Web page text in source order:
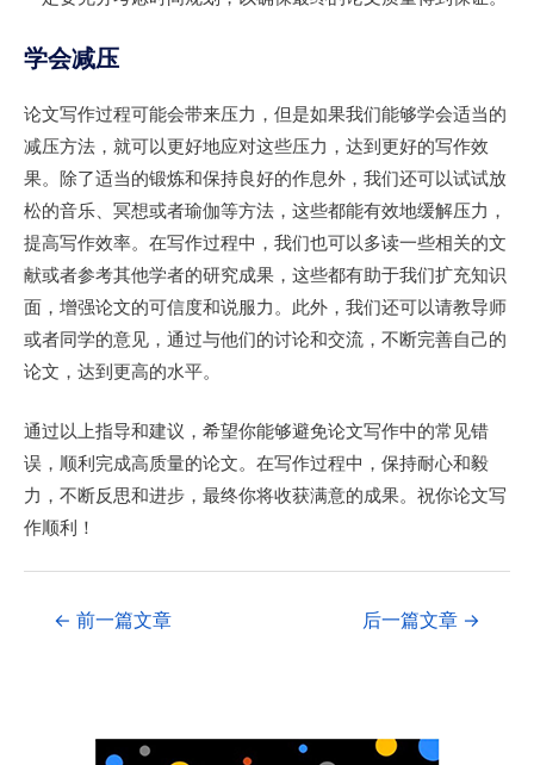
学会减压
论文写作过程可能会带来压力，但是如果我们能够学会适当的
减压方法，就可以更好地应对这些压力，达到更好的写作效
果。除了适当的锻炼和保持良好的作息外，我们还可以试试放
松的音乐、冥想或者瑜伽等方法，这些都能有效地缓解压力，
提高写作效率。在写作过程中，我们也可以多读一些相关的文
献或者参考其他学者的研究成果，这些都有助于我们扩充知识
面，增强论文的可信度和说服力。此外，我们还可以请教导师
或者同学的意见，通过与他们的讨论和交流，不断完善自己的
论文，达到更高的水平。
通过以上指导和建议，希望你能够避免论文写作中的常见错
误，顺利完成高质量的论文。在写作过程中，保持耐心和毅
力，不断反思和进步，最终你将收获满意的成果。祝你论文写
作顺利！
← 前一篇文章 后一篇文章 →